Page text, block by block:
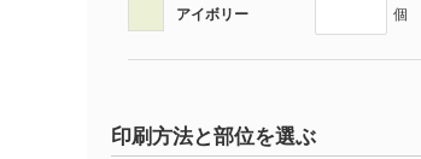
アイボリー 個
印刷方法と部位を選ぶ